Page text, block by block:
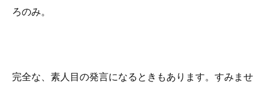
ろのみ。
完全な、素人目の発言になるときもあります。すみませ